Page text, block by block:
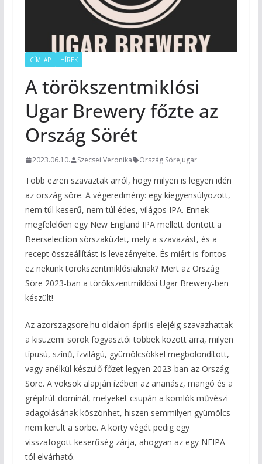
CÍMLAP HÍREK
A törökszentmiklósi
Ugar Brewery főzte az
Ország Sörét
2023.06.10. Szecsei Veronika Ország Söre,ugar
Több ezren szavaztak arról, hogy milyen is legyen idén
az ország söre. A végeredmény: egy kiegyensúlyozott,
nem túl keserű, nem túl édes, világos IPA. Ennek
megfelelően egy New England IPA mellett döntött a
Beerselection sörszaküzlet, mely a szavazást, és a
recept összeállítást is levezényelte. És miért is fontos
ez nekünk törökszentmiklósiaknak? Mert az Ország
Söre 2023-ban a törökszentmiklósi Ugar Brewery-ben
készült!
Az azorszagsore.hu oldalon április elejéig szavazhattak
a kisüzemi sörök fogyasztói többek között arra, milyen
típusú, színű, ízvilágú, gyümölcsökkel megbolondított,
vagy anélkül készülő főzet legyen 2023-ban az Ország
Söre. A voksok alapján ízében az ananász, mangó és a
grépfrút dominál, melyeket csupán a komlók művészi
adagolásának köszönhet, hiszen semmilyen gyümölcs
nem került a sörbe. A korty végét pedig egy
visszafogott keserűség zárja, ahogyan az egy NEIPA-
tól elvárható.